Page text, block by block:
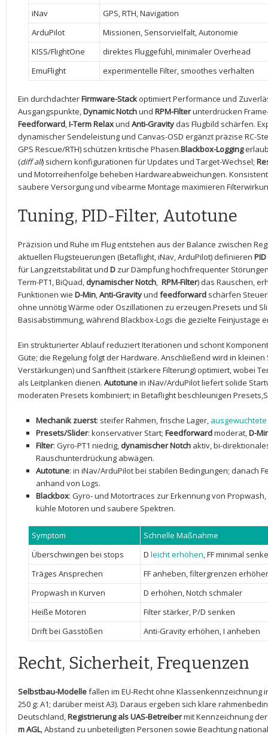
iNav
GPS, RTH, Navigation
ArduPilot
Missionen, Sensorvielfalt, Autonomie
KISS/FlightOne
direktes Fluggefühl, minimaler Overhead
EmuFlight
experimentelle Filter, ⁤smoothes verhalten
Ein durchdachterFirmware-Stack optimiert Performance und
Ausgangspunkte,Dynamic ‌Notchund RPM-Filterunterdrücken
Feedforward,I-Term Relaxund Anti-Gravity das⁤ Flugbild schärfen.
dynamischer Sendeleistung und⁤ Canvas-OSD ergänzt präzise RC-
GPS Rescue/RTH) ‌schützen kritische Phasen.Blackbox-Logging
(diff all) sichern konfigurationen für Updates und Target-Wechsel;
und Motorreihenfolge beheben Hardwareabweichungen.
saubere Versorgung und vibearme Montage maximieren
Tuning, PID-Filter, Autotune
Präzision ‌und⁢ Ruhe im Flug entstehen aus der Balance zwischen
aktuellen Flugsteuerungen (Betaflight, ​iNav, ArduPilot) definieren PID
für Langzeitstabilität und D zur Dämpfung‍ hochfrequenter
Term-PT1, BiQuad, dynamischer Notch, ⁤ RPM-Filter) das Rauschen,
Funktionen wie D-Min,Anti-Gravityund feedforward schärfen
ohne unnötig Wärme oder Oszillationen ‍zu erzeugen.Presets und
Basisabstimmung, während Blackbox-Logs die gezielte Feinjustage
Ein strukturierter Ablauf reduziert Iterationen und schont
Güte; die Regelung folgt der Hardware. Anschließend wird in
Verstärkungen) und Sanftheit (stärkere Filterung) optimiert, wobei
als Leitplanken dienen. Autotunein iNav/ArduPilot liefert solide
moderaten Presets kombiniert; in Betaflight beschleunigen
Mechanik zuerst: steifer Rahmen, frische Lager, ⁤ ausgewuchtete⁣
Presets/Slider: konservativer Start; Feedforwardmoderat,D-
Filter: Gyro-PT1⁤ niedrig, dynamischer Notch aktiv, bi-
Rauschunterdrückung abwägen.
Autotune: in iNav/ArduPilot bei stabilen Bedingungen; danach
anhand von Logs.
Blackbox: Gyro- und Motortraces zur Erkennung von
‍kühle Motoren und saubere Spektren.
Symptom
Schnelle Maßnahme
Überschwingen bei stops
D leicht erhöhen, FF minimal
Träges Ansprechen
FF anheben, filtergrenzen
Propwash in Kurven
D erhöhen, Notch schmaler
Heiße Motoren
Filter stärker, P/D senken
Drift bei Gasstößen
Anti-Gravity erhöhen, ⁢I anheben
Recht, Sicherheit, ⁢Frequenzen
Selbstbau-Modellefallen im EU-Recht ohne Klassenkennzeichnung
250 g: A1; darüber meist A3). Daraus ergeben sich‌ klare
Deutschland,Registrierung als UAS-Betreibermit Kennzeichnung
m ​AGL, Abstand zu unbeteiligten Personen ‌sowie Beachtung